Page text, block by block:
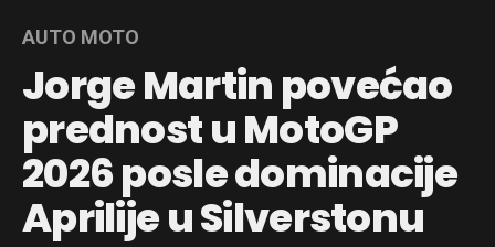
AUTO MOTO
Jorge Martin povećao
prednost u MotoGP
2026 posle dominacije
Aprilije u Silverstonu